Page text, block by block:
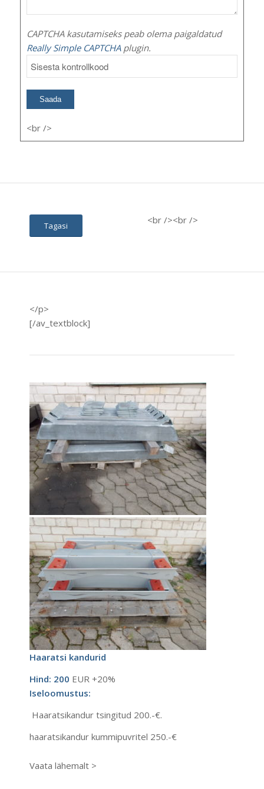
CAPTCHA kasutamiseks peab olema paigaldatud
Really Simple CAPTCHAplugin.
<br />
<br />
Tagasi <br />
</p>
[/av_textblock]
Haaratsi kandurid
Hind: 200 EUR +20%
Iseloomustus:
Haaratsikandur tsingitud 200.-€.
haaratsikandur kummipuvritel 250.-€
Vaata lähemalt >